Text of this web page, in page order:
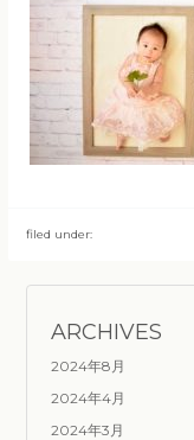
filed under:
ARCHIVES
2024年8月
2024年4月
2024年3月